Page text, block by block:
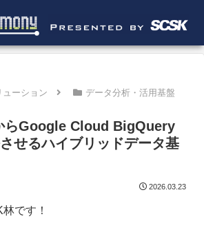
ューション データ分析・活用基盤
らGoogle Cloud BigQuery
せるハイブリッドデータ基
2026.03.23
です！